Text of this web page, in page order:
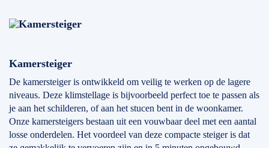
Kamersteiger
De kamersteiger is ontwikkeld om veilig te werken op de lagere
niveaus. Deze klimstellage is bijvoorbeeld perfect toe te passen als
je aan het schilderen, of aan het stucen bent in de woonkamer.
Onze kamersteigers bestaan uit een vouwbaar deel met een aantal
losse onderdelen. Het voordeel van deze compacte steiger is dat